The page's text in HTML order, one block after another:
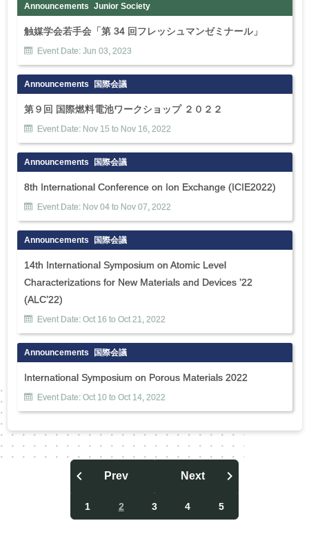
Announcements Junior Society
触媒学会若手会「第 34 回フレッシュマンゼミナール」
Event Date: Jun 03, 2023
Announcements 国際会議
第９回 国際燃料電池ワークショップ ２０２２
Event Date: Nov 15to Nov 16, 2022
Announcements 国際会議
8th International Conference on Ion Exchange (ICIE2022)
Event Date: Nov 04to Nov 07, 2022
Announcements 国際会議
14th International Symposium on Atomic Level
Characterizations for New Materials and Devices ’22
(ALC’22)
Event Date: Oct 16to Oct 21, 2022
Announcements 国際会議
International Symposium on Porous Materials 2022
Event Date: Oct 10to Oct 14, 2022
投
稿
ナ
ビ
Prev
1 2 3 4 5
Next